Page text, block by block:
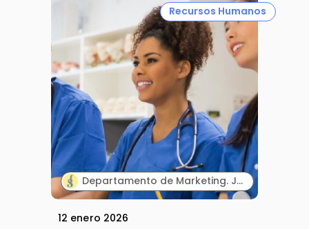
Recursos Humanos
Departamento de Marketing. JelriSoFit.
12 enero 2026